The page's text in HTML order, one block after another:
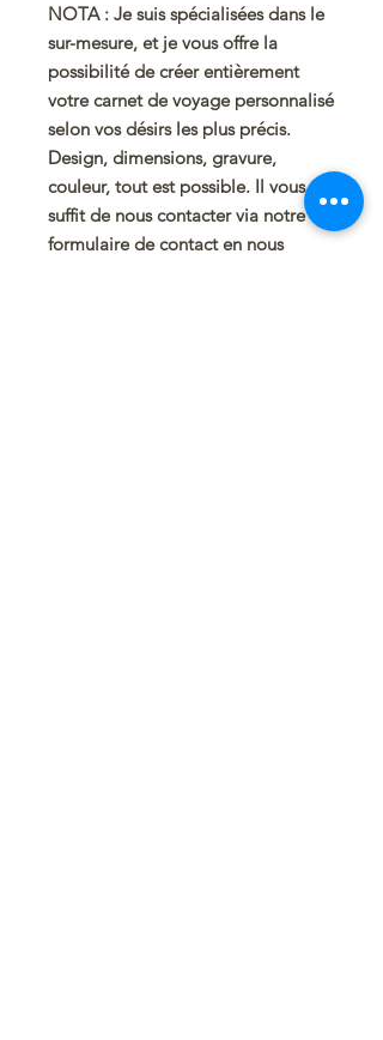
NOTA : Je suis spécialisées dans le
sur-mesure, et je vous offre la
possibilité de créer entièrement
votre carnet de voyage personnalisé
selon vos désirs les plus précis.
Design, dimensions, gravure,
couleur, tout est possible. Il vous
suffit de nous contacter via notre
formulaire de contact en nous